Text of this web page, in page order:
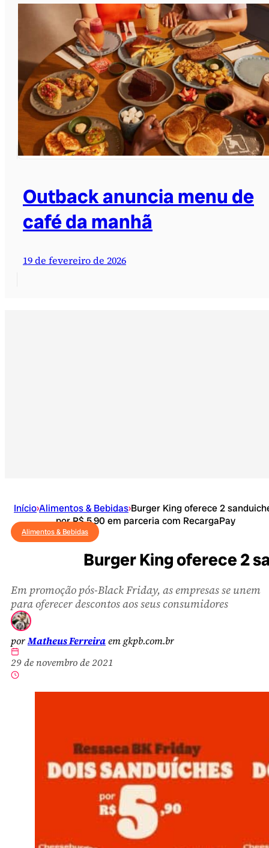
Outback anuncia menu de
café da manhã
19 de fevereiro de 2026
Início›Alimentos & Bebidas›Burger King oferece 2
por R$ 5,90 em parceria com RecargaPay
Alimentos & Bebidas
Burger King oferece 2
Em promoção pós-Black Friday, as empresas se unem
para oferecer descontos aos seus consumidores
porMatheus Ferreiraem gkpb.com.br
29 de novembro de 2021